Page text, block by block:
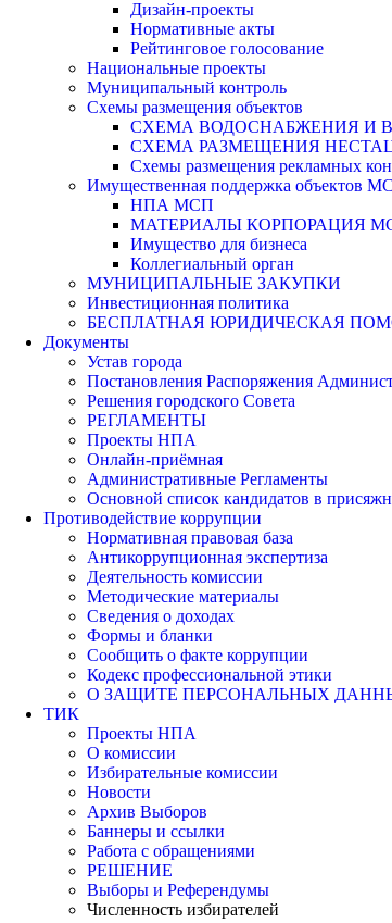
Дизайн-проекты
Нормативные акты
Рейтинговое голосование
Национальные проекты
Муниципальный контроль
Схемы размещения объектов
СХЕМА ВОДОСНАБЖЕНИЯ И
СХЕМА РАЗМЕЩЕНИЯ
Схемы размещения рекламных
Имущественная поддержка объектов
НПА МСП
МАТЕРИАЛЫ КОРПОРАЦИЯ
Имущество для бизнеса
Коллегиальный орган
МУНИЦИПАЛЬНЫЕ ЗАКУПКИ
Инвестиционная политика
БЕСПЛАТНАЯ ЮРИДИЧЕСКАЯ
Документы
Устав города
Постановления Распоряжения
Решения городского Совета
РЕГЛАМЕНТЫ
Проекты НПА
Онлайн-приёмная
Административные Регламенты
Основной список кандидатов в
Противодействие коррупции
Нормативная правовая база
Антикоррупционная экспертиза
Деятельность комиссии
Методические материалы
Сведения о доходах
Формы и бланки
Сообщить о факте коррупции
Кодекс профессиональной этики
О ЗАЩИТЕ ПЕРСОНАЛЬНЫХ
ТИК
Проекты НПА
О комиссии
Избирательные комиссии
Новости
Архив Выборов
Баннеры и ссылки
Работа с обращениями
РЕШЕНИЕ
Выборы и Референдумы
Численность избирателей